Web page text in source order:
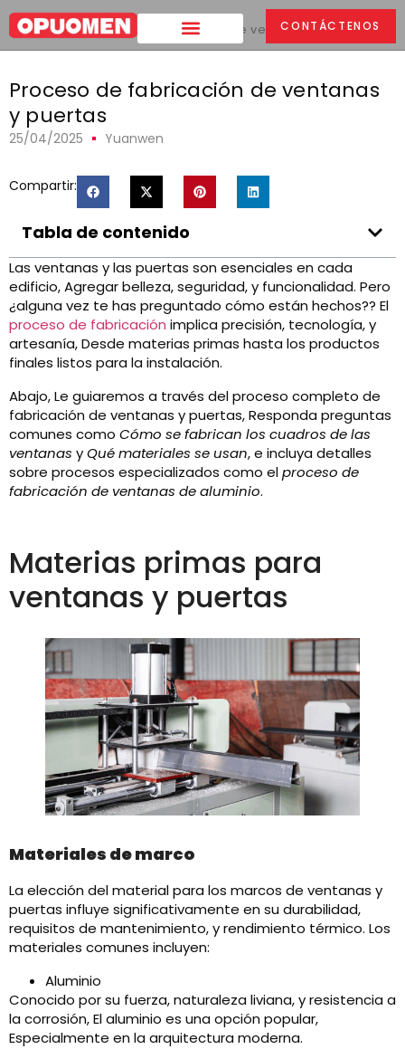
CONTÁCTENOS
Hogar > Proceso de fabricación de ventanas y puertas
Proceso de fabricación de ventanas
y puertas
25/04/2025 Yuanwen
Compartir:
Tabla de contenido
Las ventanas y las puertas son esenciales en cada
edificio, Agregar belleza, seguridad, y funcionalidad. Pero
¿alguna vez te has preguntado cómo están hechos?? El
proceso de fabricación implica precisión, tecnología, y
artesanía, Desde materias primas hasta los productos
finales listos para la instalación.
Abajo, Le guiaremos a través del proceso completo de
fabricación de ventanas y puertas, Responda preguntas
comunes como Cómo se fabrican los cuadros de las
ventanas yQué materiales se usan, e incluya detalles
sobre procesos especializados como elproceso de
fabricación de ventanas de aluminio.
Materias primas para
ventanas y puertas
Materiales de marco
La elección del material para los marcos de ventanas y
puertas influye significativamente en su durabilidad,
requisitos de mantenimiento, y rendimiento térmico. Los
materiales comunes incluyen:​
Aluminio
Conocido por su fuerza, naturaleza liviana, y resistencia a
la corrosión, El aluminio es una opción popular,
Especialmente en la arquitectura moderna.